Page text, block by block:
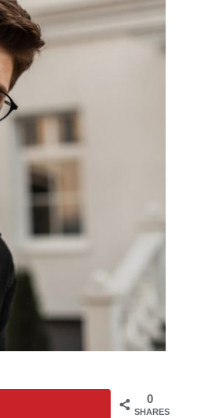
0
SHARES